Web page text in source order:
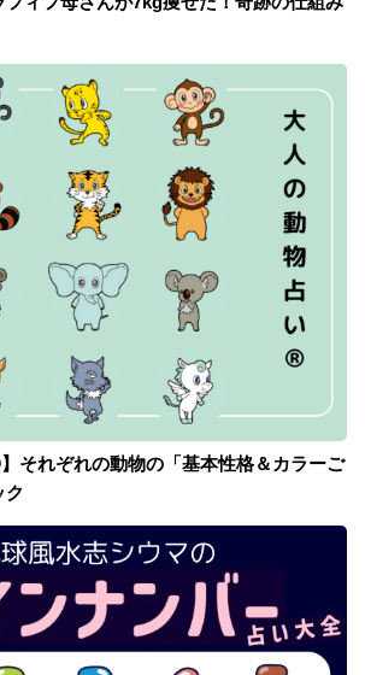
それぞれの動物の「基本性格＆カラーご
ク